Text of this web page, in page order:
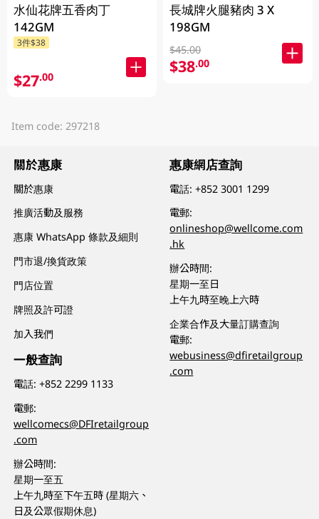
水仙花牌五香肉丁
142GM
3件$38
$27.00
長城牌火腿豬肉 3 X
198GM
$45.00
$38.00
Item code: 297218
關於惠康
關於惠康
推廣活動及服務
惠康 WhatsApp 條款及細則
門市退/換貨政策
門店位置
牌照及許可證
加入我們
一般查詢
電話:+852 2299 1133
電郵:
wellcomecs@DFIretailgroup
.com
辦公時間:
星期一至五
上午九時至下午五時 (星期六、
日及公眾假期休息)
惠康網店查詢
電話:+852 3001 1299
電郵:
onlineshop@wellcome.com
.hk
辦公時間:
星期一至日
上午九時至晚上六時
企業合作及大量訂購查詢
電郵:
webusiness@dfiretailgroup
.com